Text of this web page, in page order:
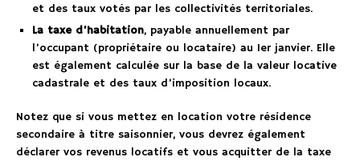
et des taux votés par les collectivités territoriales.
La taxe d’habitation, payable annuellement par
l’occupant (propriétaire ou locataire) au 1er janvier. Elle
est également calculée sur la base de la valeur locative
cadastrale et des taux d’imposition locaux.
Notez que si vous mettez en location votre résidence
secondaire à titre saisonnier, vous devrez également
déclarer vos revenus locatifs et vous acquitter de la taxe